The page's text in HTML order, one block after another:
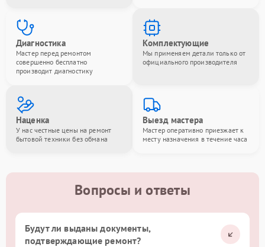
Диагностика
Мастер перед ремонтом
совершенно бесплатно
производит диагностику
Комплектующие
Мы применяем детали только от
официального производителя
Наценка
У нас честные цены на ремонт
бытовой техники без обмана
Выезд мастера
Мастер оперативно приезжает к
месту назначения в течение часа
Вопросы и ответы
Будут ли выданы документы,
подтверждающие ремонт?